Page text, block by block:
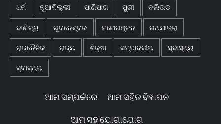
ଧର୍ମ ନୂଆଦିଲ୍ଲୀ ପାଣିପାଗ ପୁରୀ ବଲିଉଡ
ବାଣିଜ୍ୟ ଭୁବନେଶ୍ବର ମନୋରଞ୍ଜନ ରଥଯାତ୍ରା
ରାଜନୈତିକ ରାଜ୍ୟ ଶିକ୍ଷା ସମ୍ପାଦକୀୟ ସ୍ବାସ୍ଥ୍ୟ
ସ୍ବାସ୍ଥ୍ୟ
ଆମ ସମ୍ପର୍କରେ ଆମ ସହିତ ବିଜ୍ଞାପନ
ଆମ ସହ ଯୋଗାଯୋଗ